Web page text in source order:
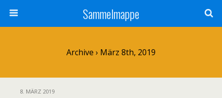
Sammelmappe
Archive › März 8th, 2019
8. MÄRZ 2019